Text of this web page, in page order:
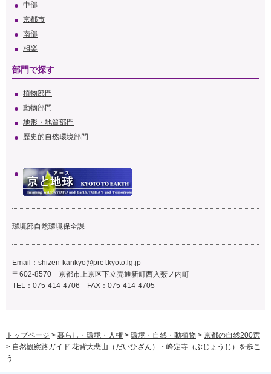
中部
京都市
南部
相楽
部門で探す
植物部門
動物部門
地形・地質部門
歴史的自然環境部門
環境部自然環境保全課
Email： shizen-kankyo@pref.kyoto.lg.jp
〒602-8570 京都市上京区下立売通新町西入薮ノ内町
TEL：075-414-4706 FAX：075-414-4705
トップページ > 暮らし・環境・人権 > 環境・自然・動植物 > 京都の自然200選
> 自然観察路ガイド 花背大悲山（だいひざん）・峰定寺（ぶじょうじ）を歩こ
う